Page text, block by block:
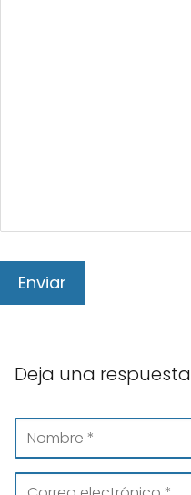
Deja una respuesta